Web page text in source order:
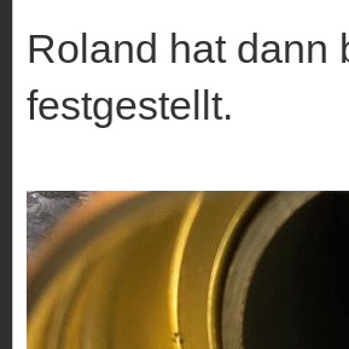
Roland hat dann
festgestellt.